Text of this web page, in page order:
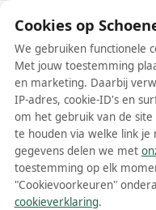
Stay dames
Meer lezen
Cookies op
We gebruiken functionele
Met jouw toestemming
en marketing. Daarbij
IP-adres, cookie-ID's en
om het gebruik van de
te houden via welke link je
gegevens delen we met
toestemming op elk
"Cookievoorkeuren"
cookieverklaring.